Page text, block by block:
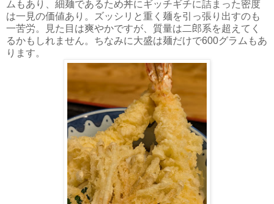
ムもあり、細麺であるため丼にギッチギチに詰まった密度
は一見の価値あり。ズッシリと重く麺を引っ張り出すのも
一苦労。見た目は爽やかですが、質量は二郎系を超えてく
るかもしれません。ちなみに大盛は麺だけで600グラムもあ
ります。